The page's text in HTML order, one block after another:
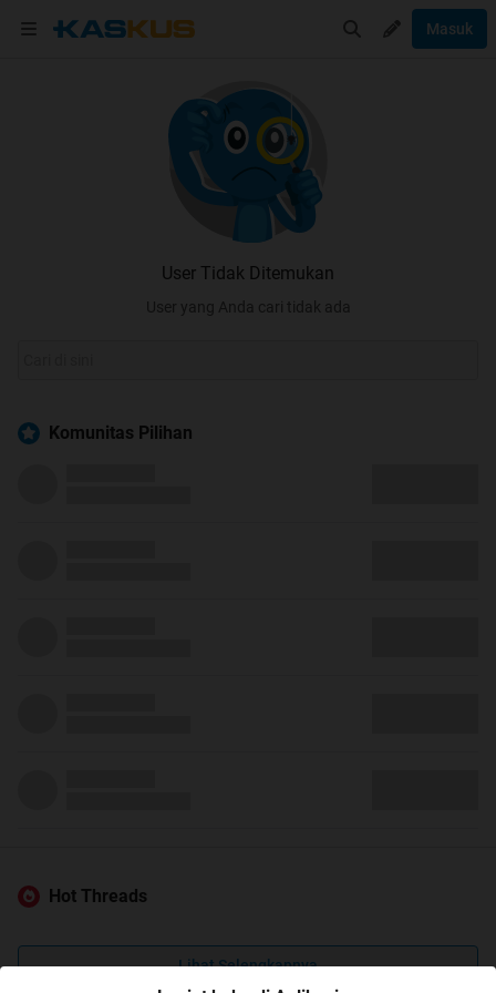
Masuk
User Tidak Ditemukan
User yang Anda cari tidak ada
Komunitas Pilihan
Hot Threads
Lihat Selengkapnya